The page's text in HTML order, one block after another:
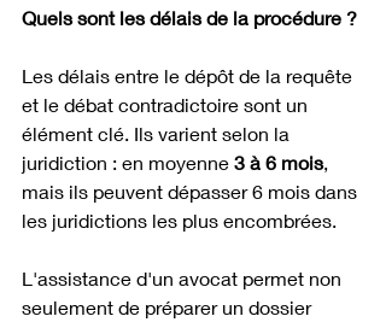
Quels sont les délais de la procédure ?
Les délais entre le dépôt de la requête
et le débat contradictoire sont un
élément clé. Ils varient selon la
juridiction : en moyenne 3 à 6 mois,
mais ils peuvent dépasser 6 mois dans
les juridictions les plus encombrées.
L'assistance d'un avocat permet non
seulement de préparer un dossier